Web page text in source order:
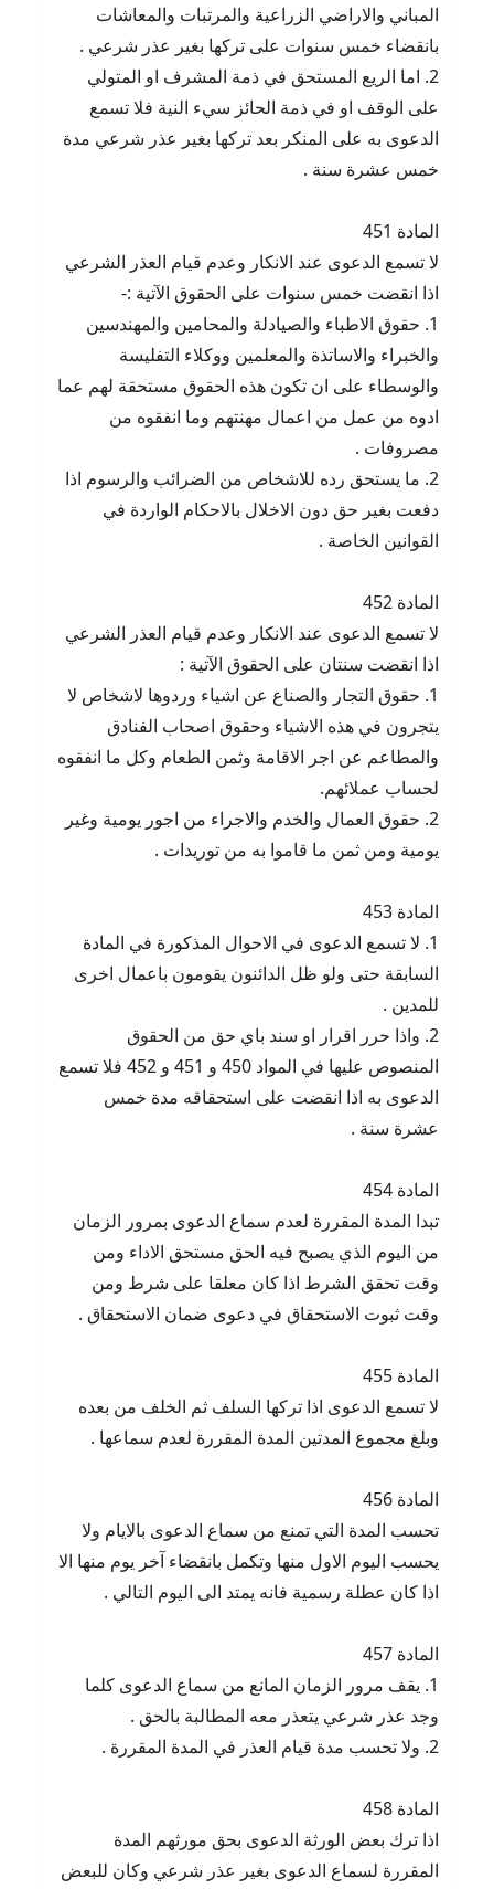
المباني والاراضي الزراعية والمرتبات والمعاشات
بانقضاء خمس سنوات على تركها بغير عذر شرعي .
2. اما الريع المستحق في ذمة المشرف او المتولي
على الوقف او في ذمة الحائز سيء النية فلا تسمع
الدعوى به على المنكر بعد تركها بغير عذر شرعي مدة
خمس عشرة سنة .
المادة 451
لا تسمع الدعوى عند الانكار وعدم قيام العذر الشرعي
اذا انقضت خمس سنوات على الحقوق الآتية :-
1. حقوق الاطباء والصيادلة والمحامين والمهندسين
والخبراء والاساتذة والمعلمين ووكلاء التفليسة
والوسطاء على ان تكون هذه الحقوق مستحقة لهم عما
ادوه من عمل من اعمال مهنتهم وما انفقوه من
مصروفات .
2. ما يستحق رده للاشخاص من الضرائب والرسوم اذا
دفعت بغير حق دون الاخلال بالاحكام الواردة في
القوانين الخاصة .
المادة 452
لا تسمع الدعوى عند الانكار وعدم قيام العذر الشرعي
اذا انقضت سنتان على الحقوق الآتية :
1. حقوق التجار والصناع عن اشياء وردوها لاشخاص لا
يتجرون في هذه الاشياء وحقوق اصحاب الفنادق
والمطاعم عن اجر الاقامة وثمن الطعام وكل ما انفقوه
لحساب عملائهم.
2. حقوق العمال والخدم والاجراء من اجور يومية وغير
يومية ومن ثمن ما قاموا به من توريدات .
المادة 453
1. لا تسمع الدعوى في الاحوال المذكورة في المادة
السابقة حتى ولو ظل الدائنون يقومون باعمال اخرى
للمدين .
2. واذا حرر اقرار او سند باي حق من الحقوق
المنصوص عليها في المواد 450 و 451 و 452 فلا تسمع
الدعوى به اذا انقضت على استحقاقه مدة خمس
عشرة سنة .
المادة 454
تبدا المدة المقررة لعدم سماع الدعوى بمرور الزمان
من اليوم الذي يصبح فيه الحق مستحق الاداء ومن
وقت تحقق الشرط اذا كان معلقا على شرط ومن
وقت ثبوت الاستحقاق في دعوى ضمان الاستحقاق .
المادة 455
لا تسمع الدعوى اذا تركها السلف ثم الخلف من بعده
وبلغ مجموع المدتين المدة المقررة لعدم سماعها .
المادة 456
تحسب المدة التي تمنع من سماع الدعوى بالايام ولا
يحسب اليوم الاول منها وتكمل بانقضاء آخر يوم منها الا
اذا كان عطلة رسمية فانه يمتد الى اليوم التالي .
المادة 457
1. يقف مرور الزمان المانع من سماع الدعوى كلما
وجد عذر شرعي يتعذر معه المطالبة بالحق .
2. ولا تحسب مدة قيام العذر في المدة المقررة .
المادة 458
اذا ترك بعض الورثة الدعوى بحق مورثهم المدة
المقررة لسماع الدعوى بغير عذر شرعي وكان للبعض